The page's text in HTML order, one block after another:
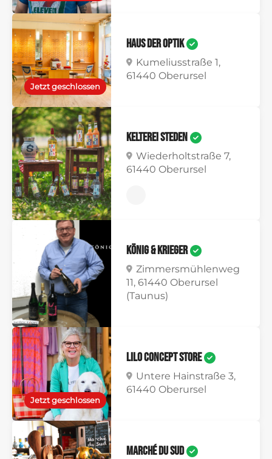
Jetzt geschlossen
Haus der Optik
Kumeliusstraße 1,
61440 Oberursel
Kelterei Steden
Wiederholtstraße 7,
61440 Oberursel
König & Krieger
Zimmersmühlenweg
11, 61440 Oberursel
(Taunus)
Jetzt geschlossen
Lilo Concept Store
Untere Hainstraße 3,
61440 Oberursel
Marché du Sud